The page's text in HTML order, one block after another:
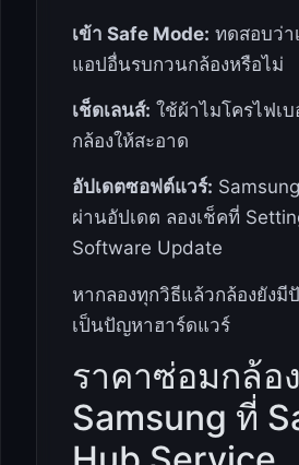
เข้า Safe Mode: ทดสอบว่
แอปอื่นรบกวนกล้องหรือไม่
เช็ดเลนส์: ใช้ผ้าไมโครไฟเ
กล้องให้สะอาด
อัปเดตซอฟต์แวร์:
ผ่านอัปเดต ลองเช็คที่
Software Update
หากลองทุกวิธีแล้วกล้องยังมี
เป็นปัญหาฮาร์ดแวร์
ราคาซ่อมกล้อง
Samsung ที่